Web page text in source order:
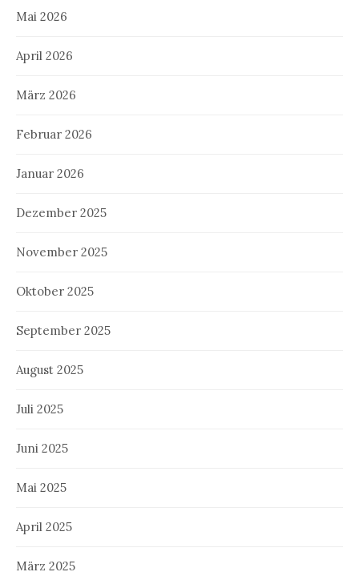
Mai 2026
April 2026
März 2026
Februar 2026
Januar 2026
Dezember 2025
November 2025
Oktober 2025
September 2025
August 2025
Juli 2025
Juni 2025
Mai 2025
April 2025
März 2025